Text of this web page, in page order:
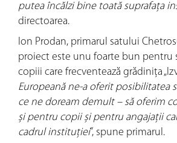
putea încălzi bine toată suprafaţa
directoarea.
Ion Prodan, primarul satului
proiect este unu foarte bun pentru
copiii care frecventează grădinița
Europeană ne-a oferit posibilitatea
ce ne doream demult – să oferim
și pentru copii și pentru angajații
cadrul instituției”, spune primarul.